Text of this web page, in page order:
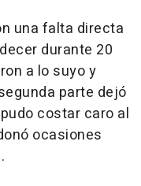
una falta directa
durante 20
a lo suyo y
parte dejó
costar caro al
ocasiones